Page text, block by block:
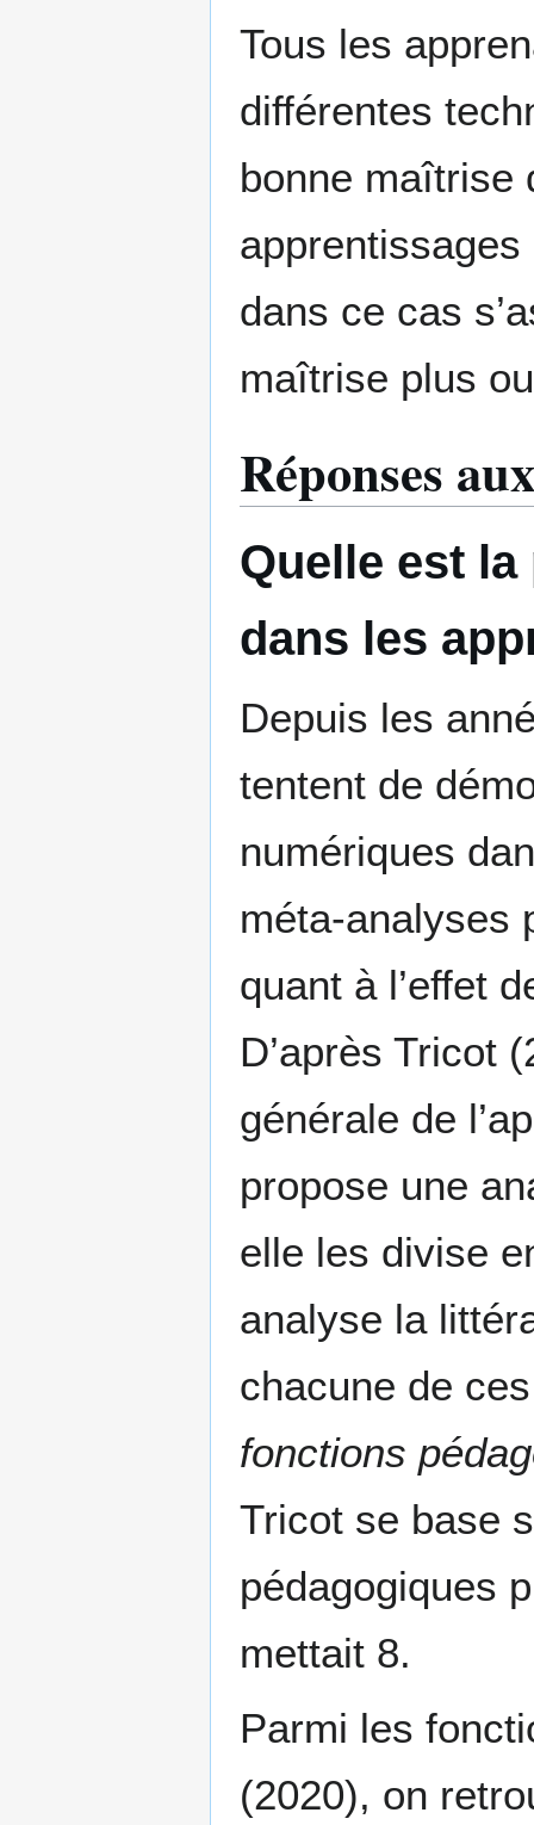
Tous les
différentes
bonne maîtrise
dans ce cas
maîtrise plus
Réponses
Quelle est
dans les
Depuis les
tentent de
numériques
méta-analyses
quant à l’effet
D’après Tricot
générale de
propose une
elle les divise
analyse la
chacune de
fonctions
Tricot se base
pédagogiques
mettait 8.
Parmi les
(2020), on